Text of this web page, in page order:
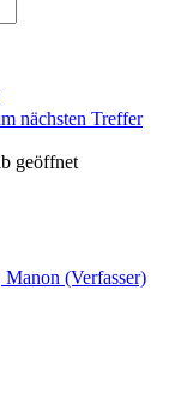
nächsten Treffer
geöffnet
Manon (Verfasser)